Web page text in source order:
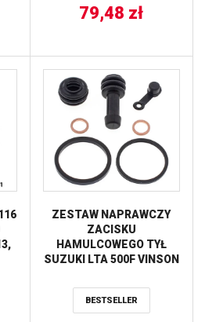
79,48 zł
ZESTAW NAPRAWCZY
ZACISKU
HAMULCOWEGO TYŁ
SUZUKI LTA 500F VINSON
’03-’07 ALL BALLS
BESTSELLER